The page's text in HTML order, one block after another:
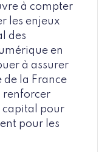
à compter
les enjeux
des
en
à assurer
de la France
renforcer
capital pour
pour les